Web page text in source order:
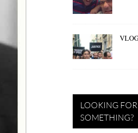
LOOKING FOR
SOMETHING?